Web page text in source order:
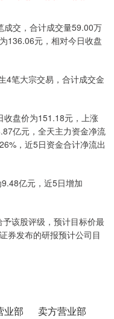
成交，合计成交量59.00万
136.06元，相对今日收盘
笔大宗交易，合计成交金
收盘价为151.18元，上涨
亿元，全天主力资金净流
，近5日资金合计净流出
亿元，近5日增加
该股评级，预计目标价最
券发布的研报预计公司目
业部 卖方营业部